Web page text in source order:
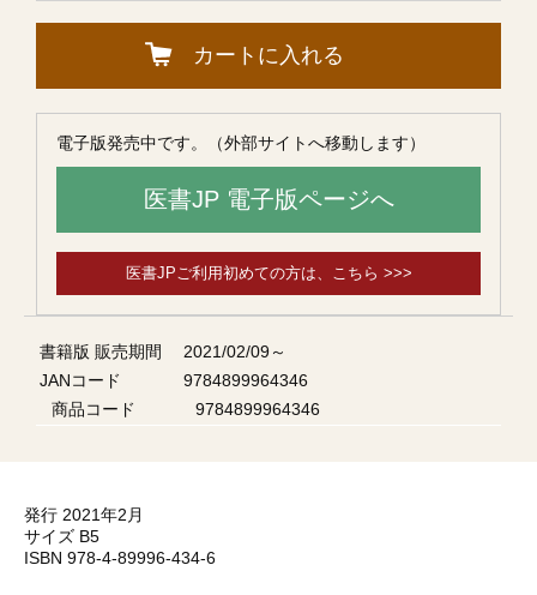
カートに入れる
電子版発売中です。（外部サイトへ移動します）
医書JP 電子版ページへ
医書JPご利用初めての方は、こちら >>>
書籍版 販売期間
2021/02/09～
JANコード
9784899964346
商品コード
9784899964346
発行 2021年2月
サイズ B5
ISBN 978-4-89996-434-6